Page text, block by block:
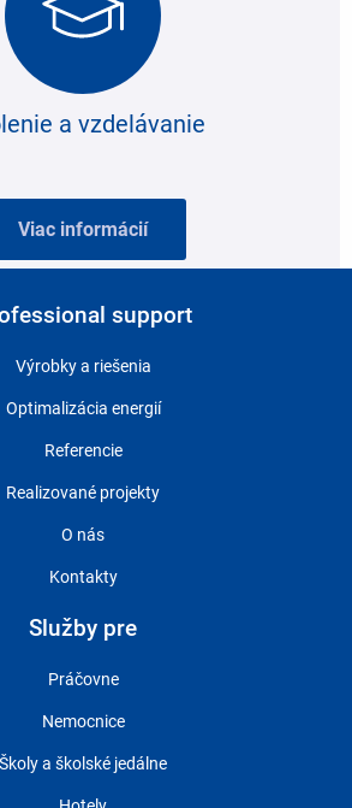
a vzdelávanie
Viac informácií
support
Výrobky a riešenia
Optimalizácia energií
Referencie
Realizované projekty
O nás
Kontakty
Služby pre
Práčovne
Nemocnice
Školy a školské jedálne